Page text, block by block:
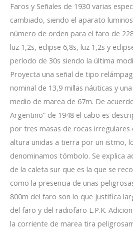
Faros y Señales de 1930 varias
cambiado, siendo el aparato
número de orden para el faro de
luz 1,2s, eclipse 6,8s, luz 1,2s y
período de 30s siendo la última
Proyecta una señal de tipo
nominal de 13,9 millas náuticas y
medio de marea de 67m. De
Argentino” de 1948 el cabo es
por tres masas de rocas irregulares
altura unidas a tierra por un istmo,
denominamos tómbolo. Se explica
de la caleta sur que es la que se
como la presencia de unas
800m del faro son lo que justifica
del faro y del radiofaro L.P.K.
la corriente de marea tira